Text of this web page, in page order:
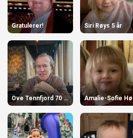
Gratulerer! Siri Røys 5 år
Ove Tennfjord 70 år!